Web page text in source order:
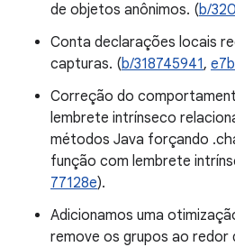
de objetos anônimos. (b/
Conta declarações locais
capturas. (b/318745941,
Correção do
lembrete intrínseco
métodos Java forçando
função com lembrete
77128e).
Adicionamos uma
remove os grupos ao redor